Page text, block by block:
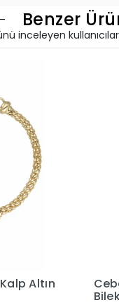
Benzer
inceleyen